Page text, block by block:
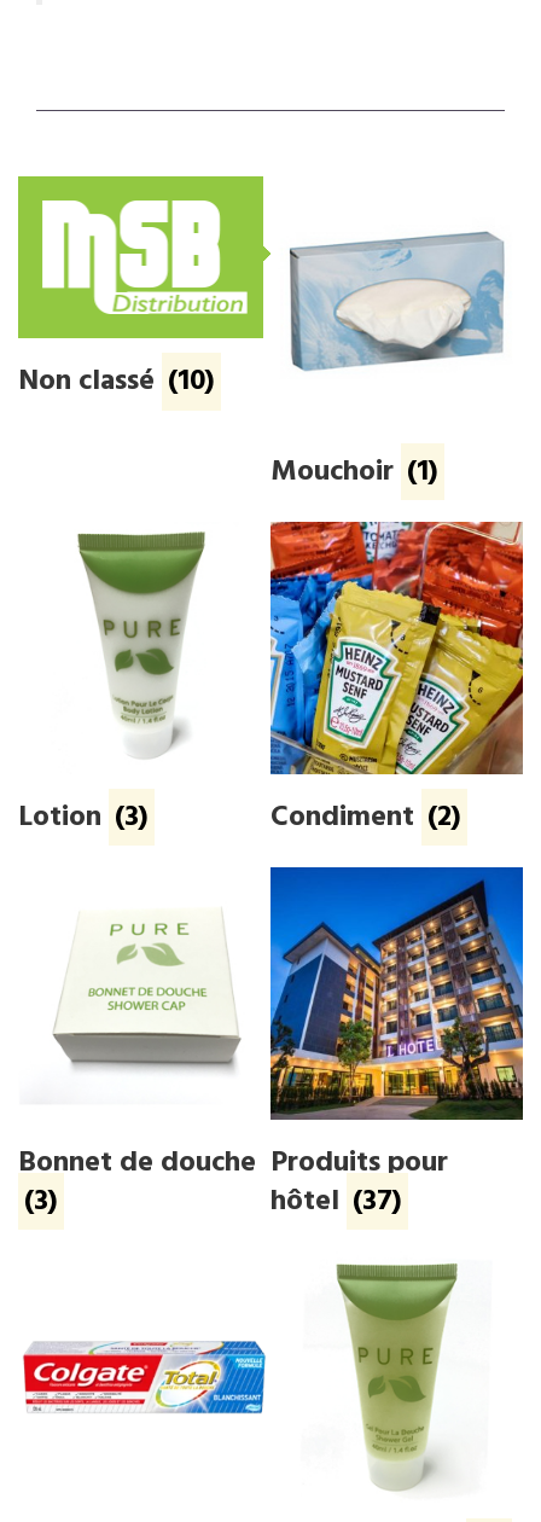
Non classé (10)
Mouchoir (1)
Lotion (3) Condiment (2)
Bonnet de douche
(3)
Produits pour
hôtel (37)